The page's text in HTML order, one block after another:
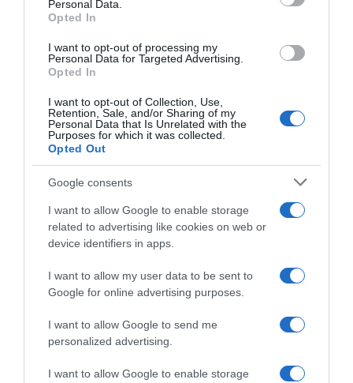
Personal Data.
Opted In
I want to opt-out of processing my
Personal Data for Targeted Advertising.
Opted In
I want to opt-out of Collection, Use,
Retention, Sale, and/or Sharing of my
Personal Data that Is Unrelated with the
Purposes for which it was collected.
Opted Out
Google consents
I want to allow Google to enable storage
related to advertising like cookies on web or
device identifiers in apps.
I want to allow my user data to be sent to
Google for online advertising purposes.
I want to allow Google to send me
personalized advertising.
I want to allow Google to enable storage
Miközben a magánélete kerekebb nem is lehetne, Tóth
szerencsés: két élő adás alatt két versenyzőjét veszítette
el. Előbb Ilyés Jenifer, a múlt vasárnap pedig Borsányi
hírmondónak a csapatából. A második élő adást
egyébként ismét Békefi Viktória nyerte, aki Bonnie Tyler
megformálásáért a zsűritől maximális pontot kapott.